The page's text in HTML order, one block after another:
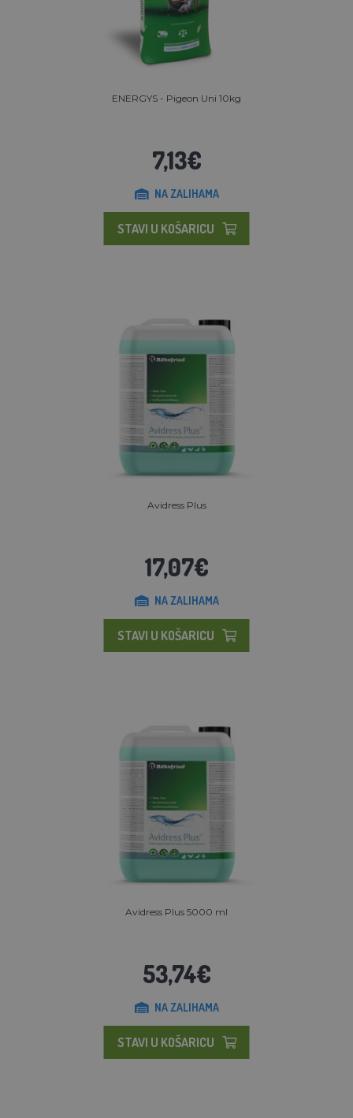
ENERGYS - Pigeon Uni 10kg
7,13€
NA ZALIHAMA
STAVI U KOŠARICU
Avidress Plus
17,07€
NA ZALIHAMA
STAVI U KOŠARICU
Avidress Plus 5000 ml
53,74€
NA ZALIHAMA
STAVI U KOŠARICU